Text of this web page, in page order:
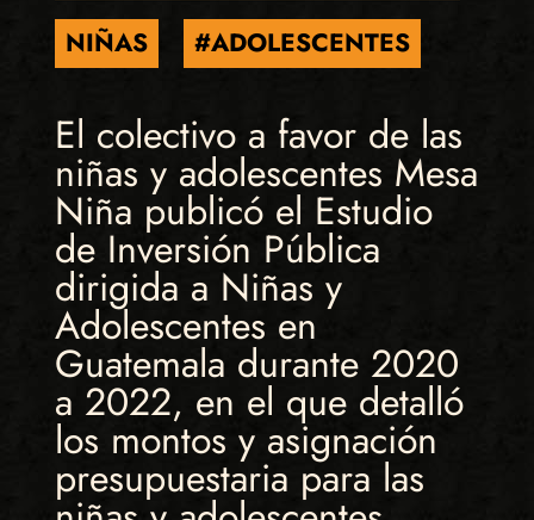
NIÑAS
#ADOLESCENTES
El colectivo a favor de las
niñas y adolescentes Mesa
Niña publicó el Estudio
de Inversión Pública
dirigida a Niñas y
Adolescentes en
Guatemala durante 2020
a 2022, en el que detalló
los montos y asignación
presupuestaria para las